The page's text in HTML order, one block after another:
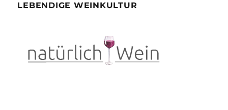
LEBENDIGE WEINKULTUR